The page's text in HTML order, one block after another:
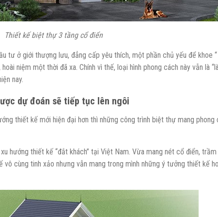
Thiết kế biệt thự 3 tầng cổ điển
tư ở giới thượng lưu, đẳng cấp yêu thích, một phần chủ yếu để khoe “
niệm một thời đã xa. Chính vì thế, loại hình phong cách này vẫn là
nay.
ược dựđoán sẽ tiếp tục lên ngôi
thiết kế mới hiện đại hơn thì những công trình biệt thự mang phong
hướng thiết kế “đắt khách” tại Việt Nam. Vừa mang nét cổ điển,
cùng tinh xảo nhưng vẫn mang trong mình những ý tưởng thiết kế